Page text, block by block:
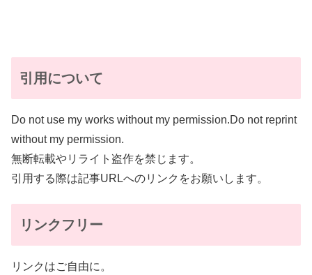
引用について
Do not use my works without my permission.Do not reprint
without my permission.
無断転載やリライト盗作を禁じます。
引用する際は記事URLへのリンクをお願いします。
リンクフリー
リンクはご自由に。